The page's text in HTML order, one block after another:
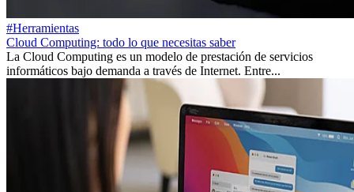
#Herramientas
Cloud Computing: todo lo que necesitas saber
La Cloud Computing es un modelo de prestación de servicios
informáticos bajo demanda a través de Internet. Entre...